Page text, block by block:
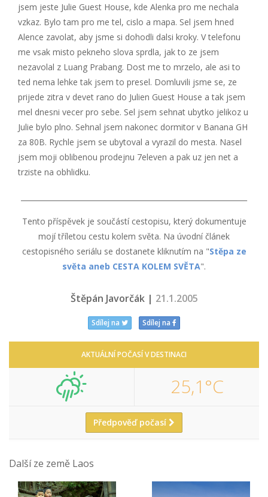
jsem jeste Julie Guest House, kde Alenka pro me nechala
vzkaz. Bylo tam pro me tel, cislo a mapa. Sel jsem hned
Alence zavolat, aby jsme si dohodli dalsi kroky. V telefonu
me vsak misto pekneho slova sprdla, jak to ze jsem
nezavolal z Luang Prabang. Dost me to mrzelo, ale asi to
ted nema lehke tak jsem to presel. Domluvili jsme se, ze
prijede zitra v devet rano do Julien Guest House a tak jsem
mel dnesni vecer pro sebe. Sel jsem sehnat ubytko jelikoz u
Julie bylo plno. Sehnal jsem nakonec dormitor v Banana GH
za 80B. Rychle jsem se ubytoval a vyrazil do mesta. Nasel
jsem moji oblibenou prodejnu 7eleven a pak uz jen net a
trziste na obhlidku.
Tento příspěvek je součástí cestopisu, který dokumentuje
mojí tříletou cestu kolem světa. Na úvodní článek
cestopisného seriálu se dostanete kliknutím na "Stěpa ze
světa aneb CESTA KOLEM SVĚTA".
Štěpán Javorčák | 21.1.2005
Sdílej na Sdílej na
AKTUÁLNÍ POČASÍ V DESTINACI
25,1°C
Předpověď počasí
Další ze země Laos